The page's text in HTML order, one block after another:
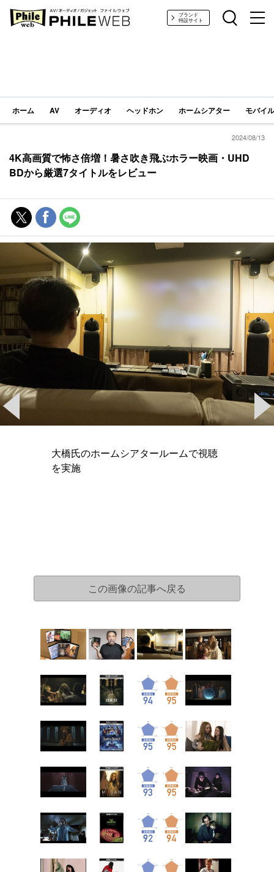
PHILE WEB｜AV/オーディオ/ガジェットブランド
特設サイト
ホーム AV オーディオ ヘッドホン ホームシアター モバイ
2024/08/13
4K高画質で怖さ倍増！暑さ吹き飛ぶホラー映画・UHD
BDから厳選7タイトルをレビュー
大橋氏のホームシアタールームで視聴
を実施
この画像の記事へ戻る